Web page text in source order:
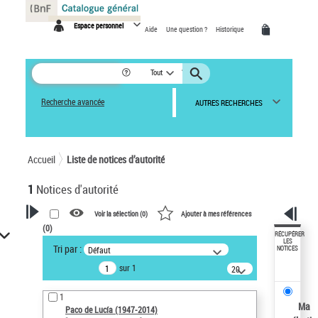
Espace personnel Aide Une question ? Historique
Tout
Recherche avancée AUTRES RECHERCHES
Accueil Liste de notices d’autorité
1 Notices d'autorité
VOTRE RECHERCHE
Recherche avancée dans les
notices d’autorité
Œuvres liées à l'auteur :
Paco de Lucía (1947-2014)
Voir la sélection (0) Ajouter à mes références
(0)
Tri par : Défaut
sur 1
20
résultats/page
1
Paco de Lucía (1947-2014)
RÉCUPÉRER
LES
NOTICES
Ma
Panneau de gestion des cookies